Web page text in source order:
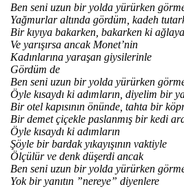
Ben seni uzun bir yolda yürürken
Yağmurlar altında gördüm, kadeh
Bir kıyıya bakarken, bakarken ki
Ve yarışırsa ancak Monet’nin
Kadınlarına yaraşan giysilerinle
Gördüm de
Ben seni uzun bir yolda yürürken
Öyle kısaydı ki adımların, diyelim bir
Bir otel kapısının önünde, tahta bir
Bir demet çiçekle paslanmış bir kedi
Öyle kısaydı ki adımların
Şöyle bir bardak yıkayışının vaktiyle
Ölçülür ve denk düşerdi ancak
Ben seni uzun bir yolda yürürken
Yok bir yanıtın ”nereye” diyenlere